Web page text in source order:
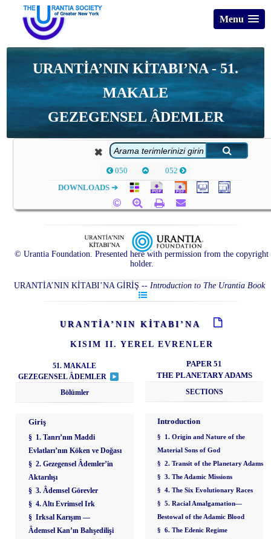
Menu
URANTİA’NIN KİTABI’NA - 51.
MAKALE
GEZEGENSEL ÂDEMLER
050 052
DOWNLOADS ➔
© Urantia Foundation. Presented here with permission from the copyright
holder.
URANTİA’NIN KİTABI’NA GİRİŞ -- Introduction to The Urantia Book
URANTİA’NIN KİTABI’NA
KISIM II. YEREL EVRENLER
51. MAKALE
GEZEGENSEL ÂDEMLER
Bölümler
Giriş
§ 1. Tanrı’nın Maddi
Evlatları’nın Köken ve Doğası
§ 2. Gezegensel Âdemler’in
Aktarılışı
§ 3. Âdemsel Görevler
§ 4. Altı Evrimsel Irk
§ Irksal Karışım —
Âdemsel Kan’ın Bahşedilişi
PAPER 51
THE PLANETARY ADAMS
SECTIONS
Introduction
§ 1. Origin and Nature of the
Material Sons of God
§ 2. Transit of the Planetary Adams
§ 3. The Adamic Missions
§ 4. The Six Evolutionary Races
§ 5. Racial Amalgamation—
Bestowal of the Adamic Blood
§ 6. The Edenic Regime